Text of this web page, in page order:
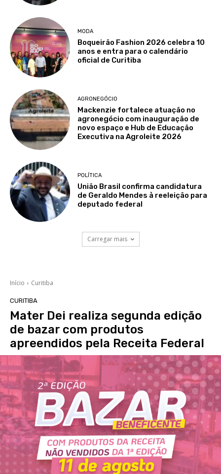
MODA
Boqueirão Fashion 2026 celebra 10
anos e entra para o calendário
oficial de Curitiba
AGRONEGÓCIO
Mackenzie fortalece atuação no
agronegócio com inauguração de
novo espaço e Hub de Educação
Executiva na Agroleite 2026
POLÍTICA
União Brasil confirma candidatura
de Geraldo Mendes à reeleição para
deputado federal
Carregar mais